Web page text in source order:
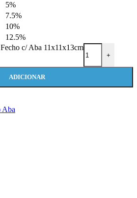
5%
7.5%
10%
12.5%
c/ Aba 11x11x13cm
+
ADICIONAR
Aba